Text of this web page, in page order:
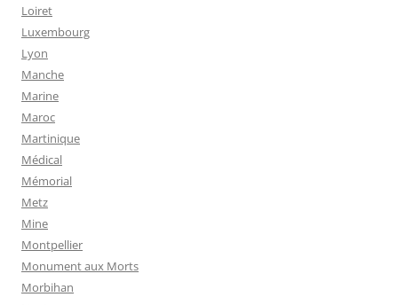
Loiret
Luxembourg
Lyon
Manche
Marine
Maroc
Martinique
Médical
Mémorial
Metz
Mine
Montpellier
Monument aux Morts
Morbihan